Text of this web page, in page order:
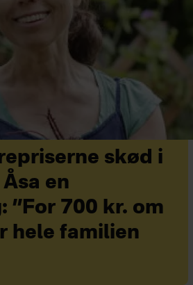
skød i
en
”For 700 kr. om
hele familien